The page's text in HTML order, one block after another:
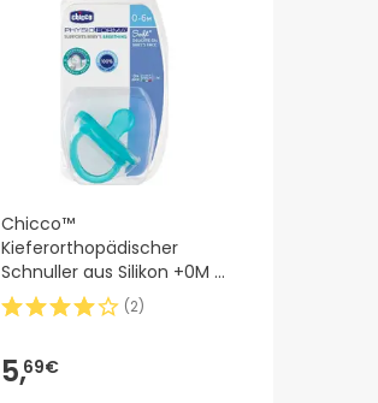
Chicco™
Kieferorthopädischer
Schnuller aus Silikon +0M 1
Stück
(2)
5,69€